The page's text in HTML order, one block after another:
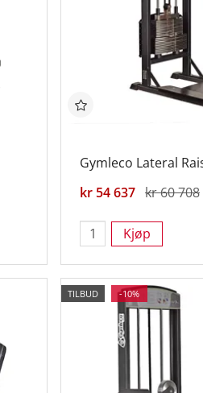
Gymleco Lateral
kr 54 637 kr 60 708
Kjøp
TILBUD -10%